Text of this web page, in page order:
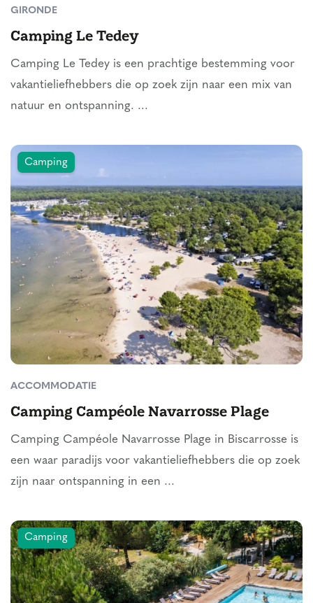
GIRONDE
Camping Le Tedey
Camping Le Tedey is een prachtige bestemming voor
vakantieliefhebbers die op zoek zijn naar een mix van
natuur en ontspanning. ...
Camping
ACCOMMODATIE
Camping Campéole Navarrosse Plage
Camping Campéole Navarrosse Plage in Biscarrosse is
een waar paradijs voor vakantieliefhebbers die op zoek
zijn naar ontspanning in een ...
Camping